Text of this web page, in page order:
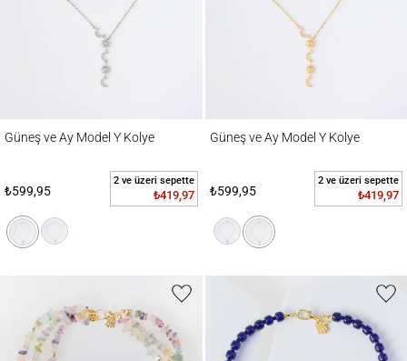
Güneş ve Ay Model Y Kolye
₺599,95
2 ve üzeri sepette
₺419,97
Güneş ve Ay Model Y Kolye
₺599,95
2 ve üzeri sepette
₺419,97